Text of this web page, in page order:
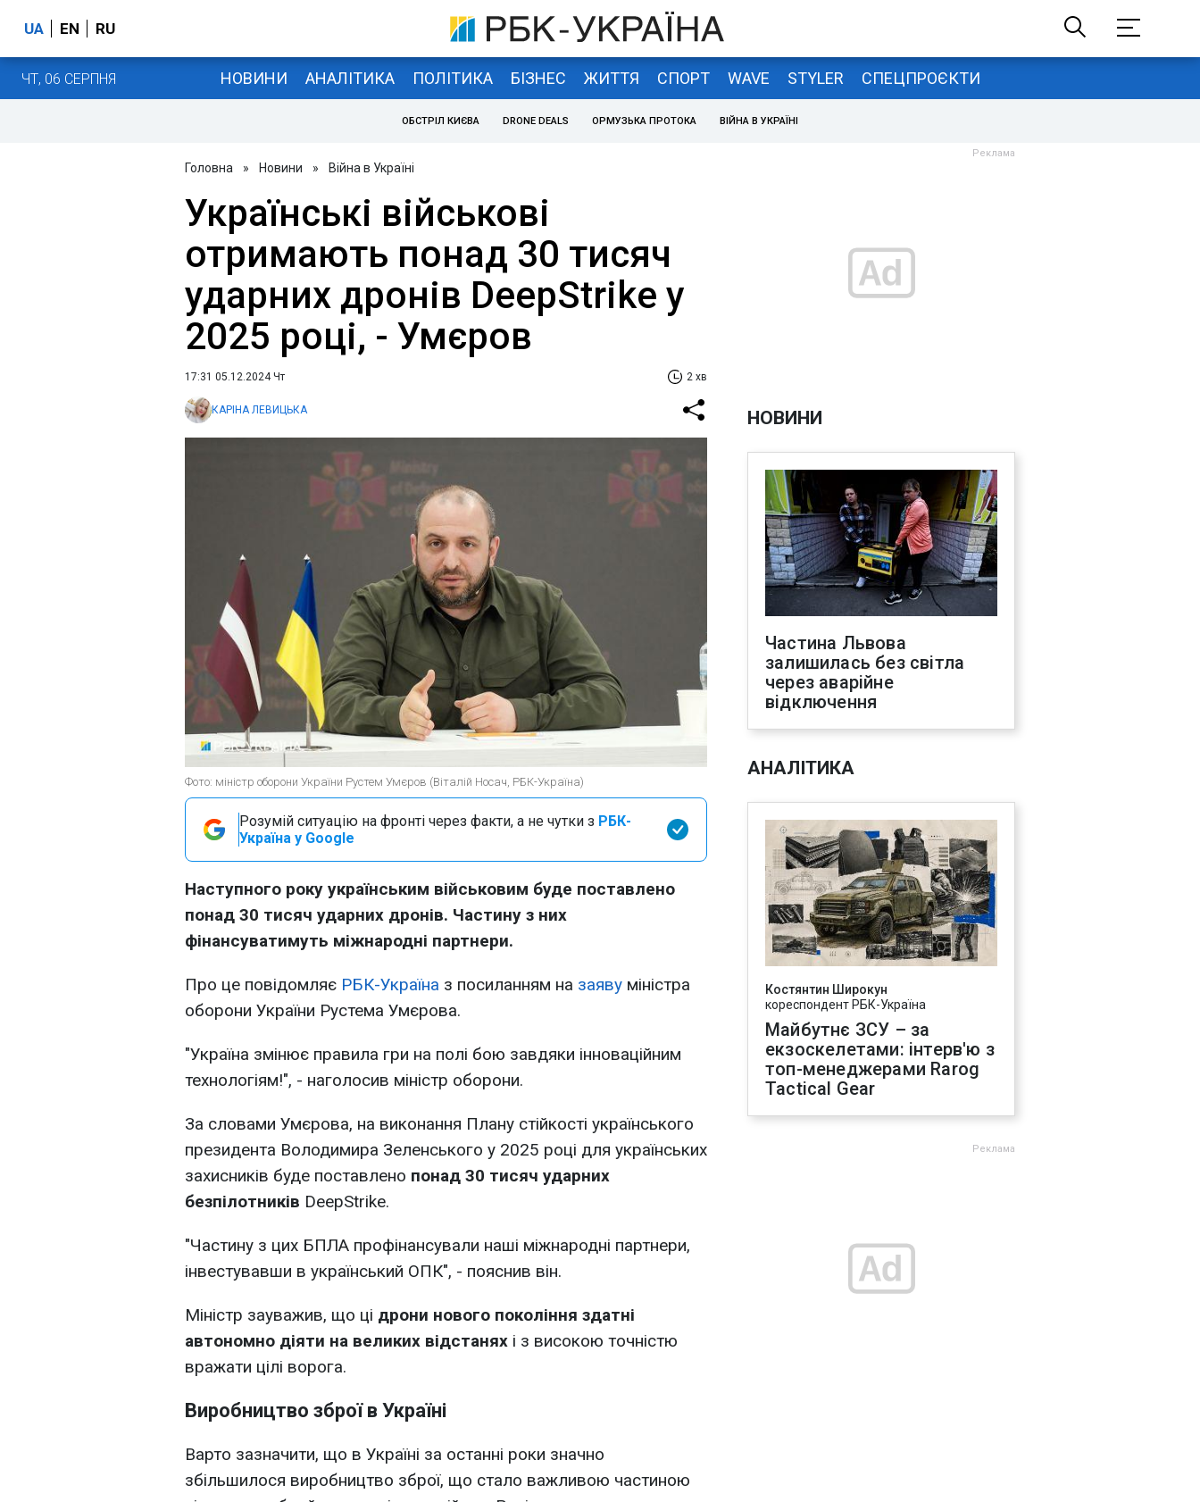
UA EN RU
ЧТ, 06 СЕРПНЯ НОВИНИ АНАЛІТИКА ПОЛІТИКА БІЗНЕС ЖИТТЯ СПОРТ WAVE STYLER СПЕЦПРОЄКТИ
ОБСТРІЛ КИЄВА DRONE DEALS ОРМУЗЬКА ПРОТОКА ВІЙНА В УКРАЇНІ
Головна » Новини » Війна в Україні
Українські військові
отримають понад 30 тисяч
ударних дронів DeepStrike у
2025 році, - Умєров
17:31 05.12.2024 Чт 2 хв
КАРІНА ЛЕВИЦЬКА
Фото: міністр оборони України Рустем Умєров (Віталій Носач, РБК-Україна)
Розумій ситуацію на фронті через факти, а не чутки з РБК-
Україна у Google
Наступного року українським військовим буде поставлено
понад 30 тисяч ударних дронів. Частину з них
фінансуватимуть міжнародні партнери.
Про це повідомляє РБК-Україна з посиланням на заяву міністра
оборони України Рустема Умєрова.
"Україна змінює правила гри на полі бою завдяки інноваційним
технологіям!", - наголосив міністр оборони.
За словами Умєрова, на виконання Плану стійкості українського
президента Володимира Зеленського у 2025 році для українських
захисників буде поставлено понад 30 тисяч ударних
безпілотників DeepStrike.
"Частину з цих БПЛА профінансували наші міжнародні партнери,
інвестувавши в український ОПК", - пояснив він.
Міністр зауважив, що ці дрони нового покоління здатні
автономно діяти на великих відстанях і з високою точністю
вражати цілі ворога.
Виробництво зброї в Україні
Варто зазначити, що в Україні за останні роки значно
збільшилося виробництво зброї, що стало важливою частиною
НОВИНИ
Частина Львова
залишилась без світла
через аварійне
відключення
АНАЛІТИКА
Костянтин Широкун
кореспондент РБК-Україна
Майбутнє ЗСУ – за
екзоскелетами: інтерв'ю з
топ-менеджерами Rarog
Tactical Gear